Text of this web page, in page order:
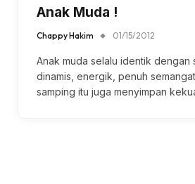
Anak Muda !
Chappy Hakim 01/15/2012
Anak muda selalu identik dengan
dinamis, energik, penuh
samping itu juga menyimpan